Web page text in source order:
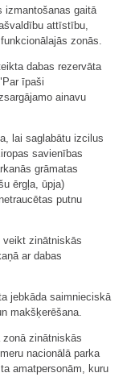
izmantošanas gaitā
attīstību,
zonās.
dabas rezervāta
īpaši
ainavu
lai saglabātu izcilus
savienības
grāmatas
ērgļa, ūpja)
putnu
veikt zinātniskās
ar dabas
jebkāda saimnieciskā
makšķerēšana.
zonā zinātniskās
nacionālā parka
amatpersonām, kuru